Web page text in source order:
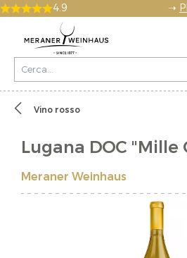
4.9 ➝
Vino rosso
Lugana DOC "Mille
Meraner Weinhaus